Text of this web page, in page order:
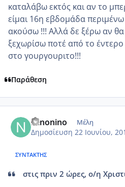
καταλάβω εκτός και αν το
είμαι 16η εβδομάδα
ακούσω !!! Αλλά δε ξέρω αν
ξεχωρίσω ποτέ από το έντερο
στο γουργουριτο!!!
Παράθεση
Ninonino Μέλη
Δημοσίευση 22 Ιουνίου,
ΣΥΝΤΆΚΤΗΣ
στις πριν 2 ώρες, ο/η